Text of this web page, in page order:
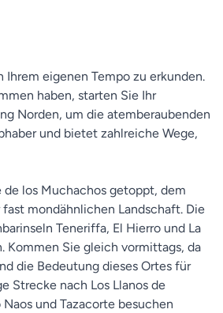
eigenen Tempo zu erkunden.
haben, starten Sie Ihr
Norden, um die atemberaubenden
und bietet zahlreiche Wege,
de los Muchachos getoppt, dem
mondähnlichen Landschaft. Die
Teneriffa, El Hierro und La
Kommen Sie gleich vormittags, da
die Bedeutung dieses Ortes für
Strecke nach Los Llanos de
und Tazacorte besuchen